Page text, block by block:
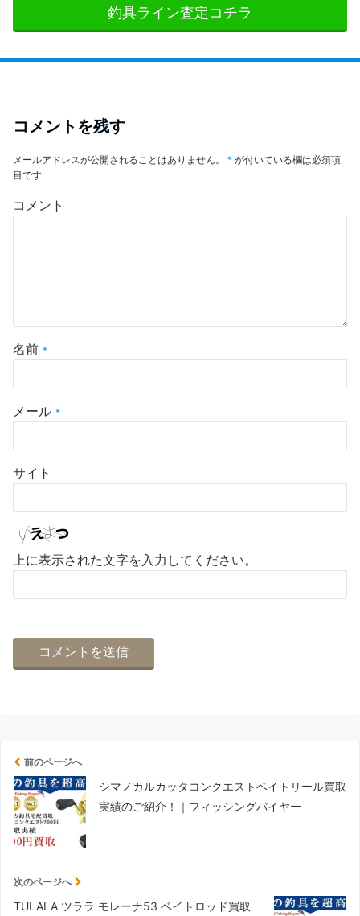
釣具ライン査定コチラ
コメントを残す
メールアドレスが公開されることはありません。 * が付いている欄は必須項
目です
コメント
名前 *
メール *
サイト
上に表示された文字を入力してください。
前のページへ
シマノカルカッタコンクエストベイトリール買取
実績のご紹介！｜フィッシングバイヤー
次のページへ
TULALA ツララ モレーナ53 ベイトロッド買取